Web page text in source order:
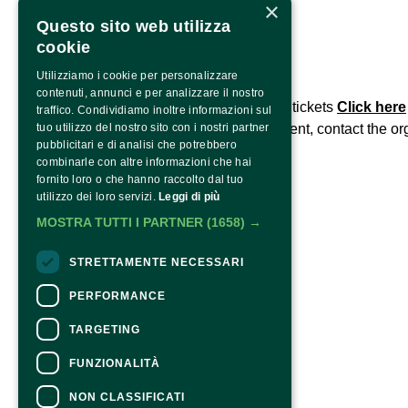
info@langhephotofestival.com
CONTACTS
For information and support in purchasing tickets Click here
For information on the program and the event, contact the
Accessibility statement
×
Questo sito web utilizza
cookie
Utilizziamo i cookie per personalizzare
contenuti, annunci e per analizzare il nostro
traffico. Condividiamo inoltre informazioni sul
tuo utilizzo del nostro sito con i nostri partner
pubblicitari e di analisi che potrebbero
combinarle con altre informazioni che hai
fornito loro o che hanno raccolto dal tuo
utilizzo dei loro servizi. Leggi di più
MOSTRA TUTTI I PARTNER (1658) →
STRETTAMENTE NECESSARI
PERFORMANCE
TARGETING
FUNZIONALITÀ
NON CLASSIFICATI